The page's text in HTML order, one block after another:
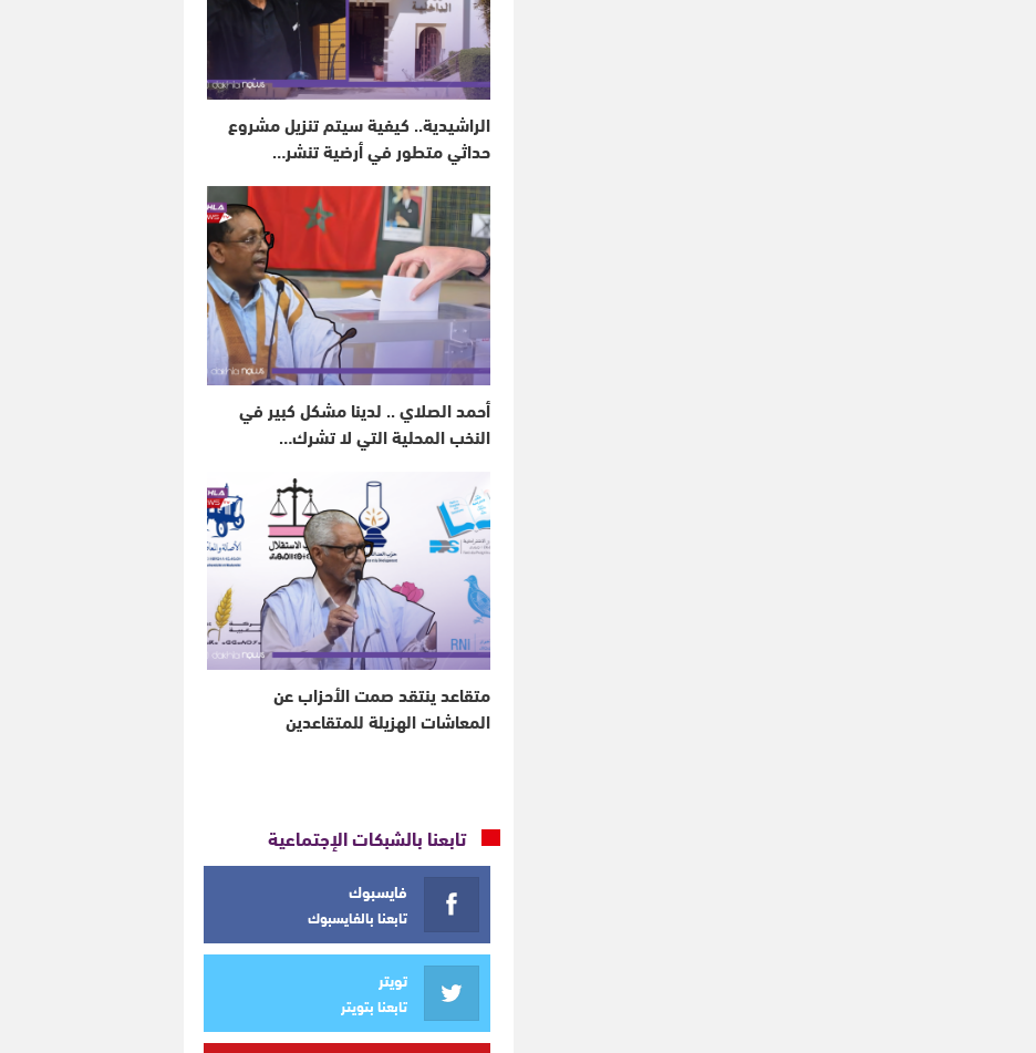
الراشيدية.. كيفية سيتم تنزيل مشروع
حداثي متطور في أرضية تنشر…
أحمد الصلاي .. لدينا مشكل كبير في
النخب المحلية التي لا تشرك…
متقاعد ينتقد صمت الأحزاب عن
المعاشات الهزيلة للمتقاعدين
تابعنا بالشبكات الإجتماعية
فايسبوك
تابعنا بالفايسبوك
تويتر
تابعنا بتويتر